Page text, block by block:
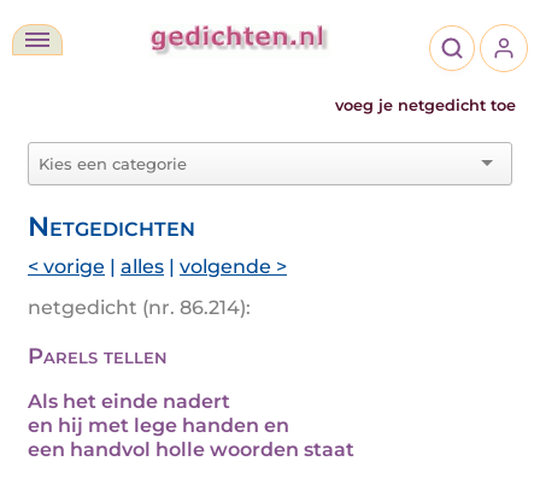
voeg je netgedicht toe
Netgedichten
< vorige | alles | volgende >
netgedicht (nr. 86.214):
Parels tellen
Als het einde nadert
en hij met lege handen en
een handvol holle woorden staat